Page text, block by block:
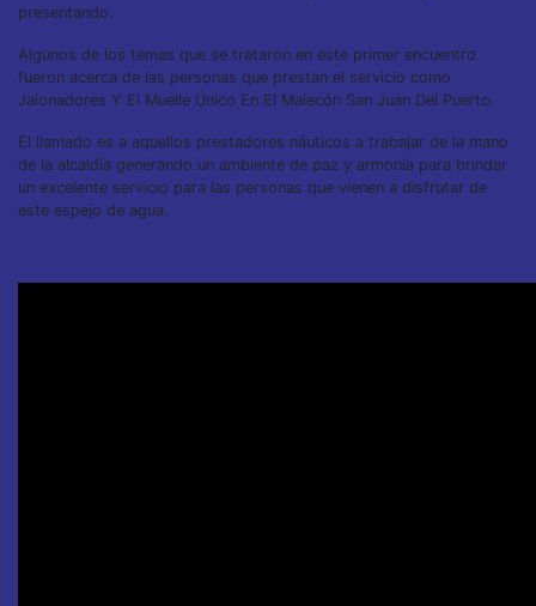
presentando.
Algunos de los temas que se trataron en este primer encuentro
fueron acerca de las personas que prestan el servicio como
Jalonadores Y El Muelle Único En El Malecón San Juan Del Puerto.
El llamado es a aquellos prestadores náuticos a trabajar de la mano
de la alcaldía generando un ambiente de paz y armonía para brindar
un excelente servicio para las personas que vienen a disfrutar de
este espejo de agua.